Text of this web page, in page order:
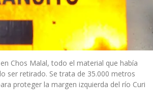
Chos Malal, todo el material que había
ser retirado. Se trata de 35.000 metros
proteger la margen izquierda del río Curi